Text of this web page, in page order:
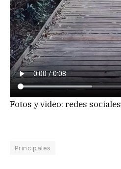
Fotos y video: redes sociales
Principales